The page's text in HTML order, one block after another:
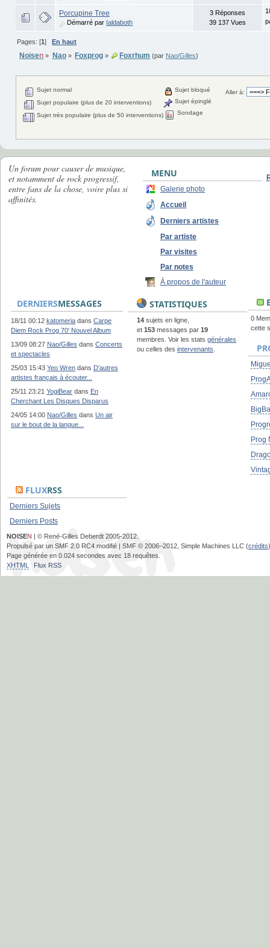
Porcupine Tree
Démarré par Ialdaboth
3 Réponses
39 137 Vues
Pages: [1]En haut
Noisen » Nao» Foxprog» Foxrhum (par Nao/Gilles)
Aller à:
Sujet normal
Sujet populaire (plus de 20 interventions)
Sujet très populaire (plus de 50 interventions)
Sujet bloqué
Sujet épinglé
Sondage
Un forum pour causer de musique,
et notamment de rock progressif,
entre fans de la chose, voire plus si
affinités.
MENU
Galerie photo
Accueil
Derniers artistes
Par artiste
Par visites
Par notes
À propos de l'auteur
DERNIERSMESSAGES
18/11 00:12 katomeria dans Carpe
Diem Rock Prog 70' Nouvel Album
13/09 08:27 Nao/Gilles dans Concerts
et spectacles
25/03 15:43 Yeo Wren dans D'autres
artistes français à écouter...
25/11 23:21 YogiBear dans En
Cherchant Les Disques Disparus
24/05 14:00 Nao/Gilles dans Un air
sur le bout de la langue...
STATISTIQUES
14 sujets en ligne,
et 153 messages par 19
membres. Voir les stats générales
ou celles des intervenants
0
cette
Prog
FLUXRSS
Derniers Sujets
Derniers Posts
NOISEN | © René-Gilles Deberdt 2005-2012.
Propulsé par un SMF 2.0 RC4 modifié | SMF © 2006–2012, Simple Machines LLC (crédits)
Page générée en 0.024 secondes avec 18 requêtes.
XHTML
Flux RSS